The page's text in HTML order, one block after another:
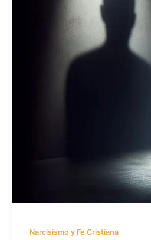
Narcisismo y Fe Cristiana